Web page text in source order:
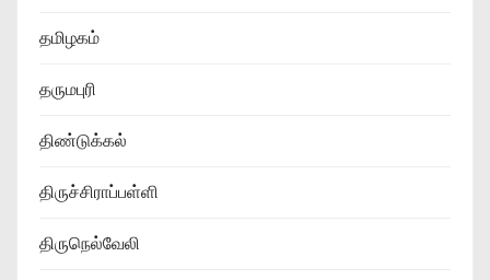
தமிழகம்
தருமபுரி
திண்டுக்கல்
திருச்சிராப்பள்ளி
திருநெல்வேலி